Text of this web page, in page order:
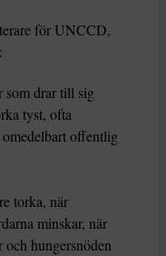
för UNCCD,
som drar till sig
tyst, ofta
offentlig
torka, när
minskar, när
hungersnöden